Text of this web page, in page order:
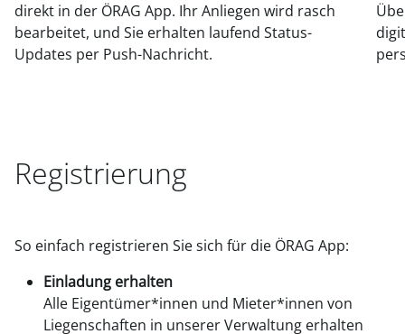
direkt in der ÖRAG App. Ihr Anliegen wird rasch
bearbeitet, und Sie erhalten laufend Status-
Updates per Push-Nachricht.
Registrierung
So einfach registrieren Sie sich für die ÖRAG App:
Einladung erhalten
Alle Eigentümer*innen und Mieter*innen von
Liegenschaften in unserer Verwaltung erhalten